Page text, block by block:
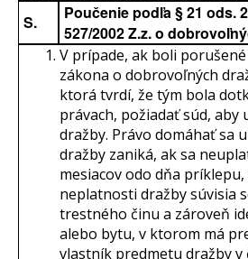
S.
Poučenie podľa § 21 ods.
527/2002 Z.z. o
V prípade, ak boli
zákona o dobrovoľných
ktorá tvrdí, že tým bola
právach, požiadať súd,
dražby. Právo domáhať sa
dražby zaniká, ak sa
mesiacov odo dňa
neplatnosti dražby súvisia
trestného činu a zároveň
alebo bytu, v ktorom má
vlastník predmetu dražby v